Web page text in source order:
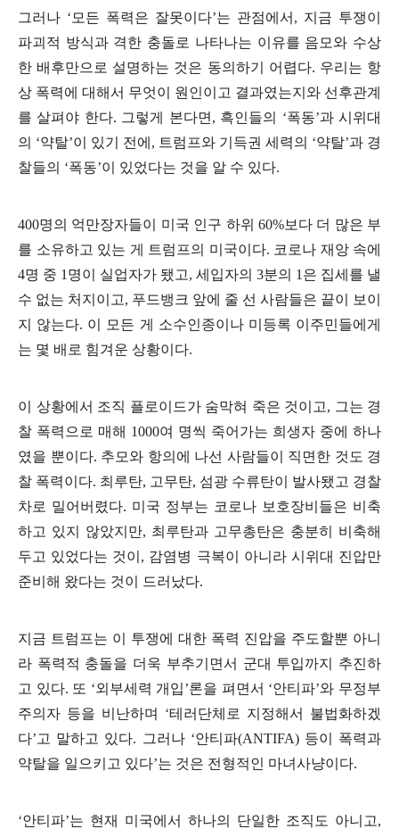
그러나 ‘ 모든 폭력은 잘못이다’는 관점에서 , 지금 투쟁이
파괴적 방식과 격한 충돌로 나타나는 이유를 음모와 수상
한 배후만으로 설명하는 것은 동의하기 어렵다. 우리는 항
상 폭력에 대해서 무엇이 원인이고 결과였는지와 선후관계
를 살펴야 한다. 그렇게 본다면 , 흑인들의 ‘폭동’과 시위대
의 ‘약탈’이 있기 전에 , 트럼프와 기득권 세력의 ‘약탈’과 경
찰들의 ‘폭동’이 있었다는 것을 알 수 있다.
400명의 억만장자들이 미국 인구 하위 60%보다 더 많은 부
를 소유하고 있는 게 트럼프의 미국이다. 코로나 재앙 속에
4명 중 1 명이 실업자가 됐고, 세입자의 3분의 1 은 집세를 낼
수 없는 처지이고, 푸드뱅크 앞에 줄 선 사람들은 끝이 보이
지 않는다. 이 모든 게 소수인종이나 미등록 이주민들에게
는 몇 배로 힘겨운 상황이다.
이 상황에서 조직 플로이드가 숨막혀 죽은 것이고, 그는 경
찰 폭력으로 매해 1000여 명씩 죽어가는 희생자 중에 하나
였을 뿐이다. 추모와 항의에 나선 사람들이 직면한 것도 경
찰 폭력이다. 최루탄, 고무탄, 섬광 수류탄이 발사됐고 경찰
차로 밀어버렸다. 미국 정부는 코로나 보호장비들은 비축
하고 있지 않았지만, 최루탄과 고무총탄은 충분히 비축해
두고 있었다는 것이 , 감염병 극복이 아니라 시위대 진압만
준비해 왔다는 것이 드러났다.
지금 트럼프는 이 투쟁에 대한 폭력 진압을 주도할뿐 아니
라 폭력적 충돌을 더욱 부추기면서 군대 투입까지 추진하
고 있다. 또 ‘외부세력 개입’론을 펴면서 ‘안티파’와 무정부
주의자 등을 비난하며 ‘테러단체로 지정해서 불법화하겠
다’고 말하고 있다. 그러나 ‘안티파(ANTIFA) 등이 폭력과
약탈을 일으키고 있다’는 것은 전형적인 마녀사냥이다.
‘안티파’는 현재 미국에서 하나의 단일한 조직도 아니고,